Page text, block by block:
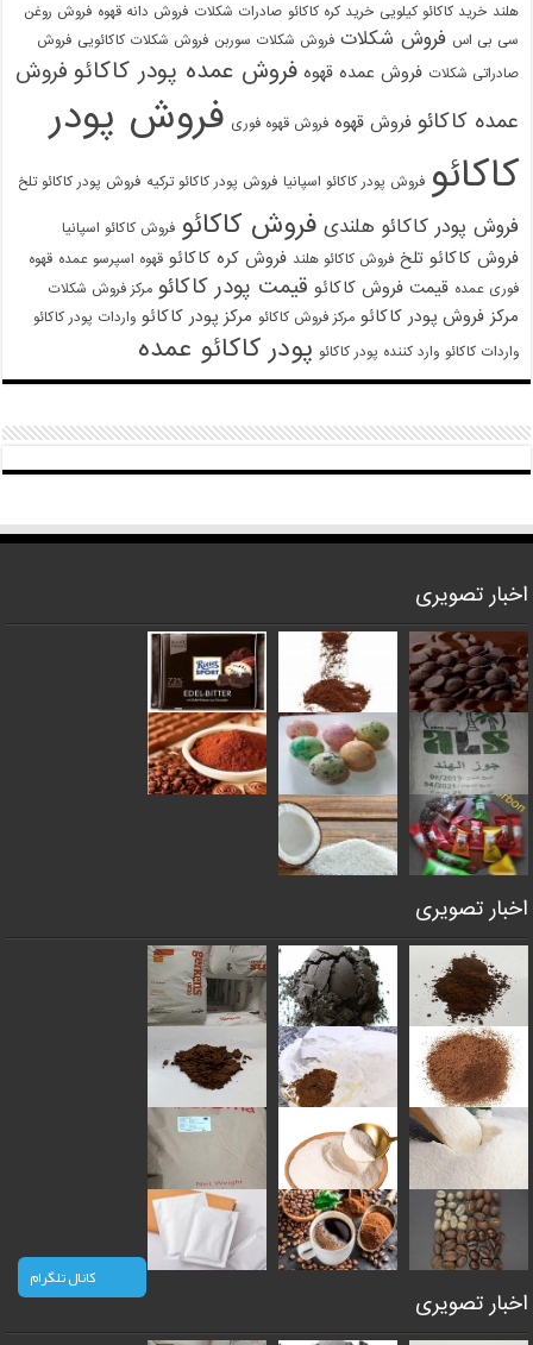
هلند خرید کاکائو کیلویی خرید کره کاکائو صادرات شکلات فروش دانه قهوه فروش روغن
سی بی اس فروش شکلات فروش شکلات سوربن فروش شکلات کاکائویی فروش
صادراتی شکلات فروش عمده قهوه فروش عمده پودر کاکائو فروش
عمده کاکائو فروش قهوه فروش قهوه فوری فروش پودر
کاکائو فروش پودر کاکائو اسپانیا فروش پودر کاکائو ترکیه فروش پودر کاکائو تلخ
فروش پودر کاکائو هلندی فروش کاکائو فروش کاکائو اسپانیا
فروش کاکائو تلخ فروش کاکائو هلند فروش کره کاکائو قهوه اسپرسو عمده قهوه
فوری عمده قیمت فروش کاکائو قیمت پودر کاکائو مرکز فروش شکلات
مرکز فروش پودر کاکائو مرکز فروش کاکائو مرکز پودر کاکائو واردات پودر کاکائو
واردات کاکائو وارد کننده پودر کاکائو پودر کاکائو عمده
اخبار تصویری
اخبار تصویری
اخبار تصویری
کانال تلگرام